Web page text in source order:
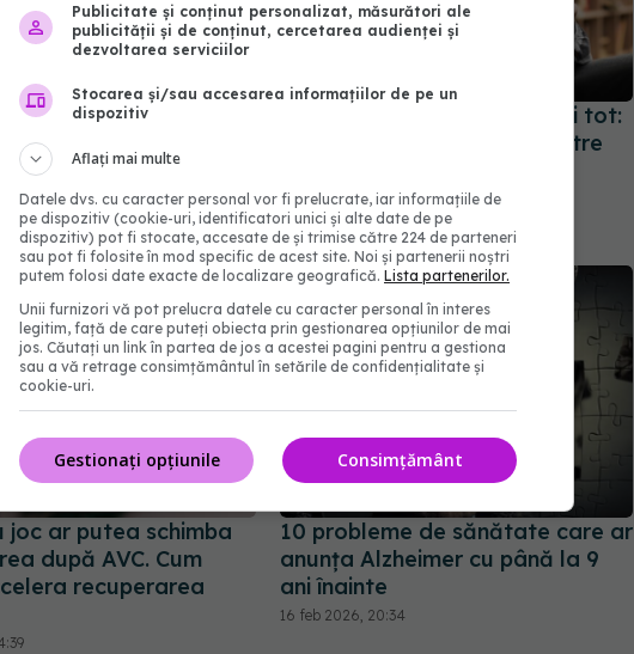
ale bolii
pe care 80% dintre
ignoră. Nu e vorba
tremor
De ce poți citi fără să citești tot:
legătura surprinzătoare dintre
13 iun 2026, 12:00
joc ar putea schimba
după AVC. Cum
recuperarea
10 probleme de sănătate care ar
anunța Alzheimer cu până la 9
ani înainte
16 feb 2026, 20:34
Publicitate și conținut personalizat, măsurători ale
publicității și de conținut, cercetarea audienței și
dezvoltarea serviciilor
Stocarea și/sau accesarea informațiilor de pe un
dispozitiv
Aflați mai multe
Datele dvs. cu caracter personal vor fi prelucrate, iar informațiile de
pe dispozitiv (cookie-uri, identificatori unici și alte date de pe
dispozitiv) pot fi stocate, accesate de și trimise către 224 de parteneri
sau pot fi folosite în mod specific de acest site. Noi și partenerii noștri
putem folosi date exacte de localizare geografică. Lista partenerilor.
Unii furnizori vă pot prelucra datele cu caracter personal în interes
legitim, față de care puteți obiecta prin gestionarea opțiunilor de mai
jos. Căutați un link în partea de jos a acestei pagini pentru a gestiona
sau a vă retrage consimțământul în setările de confidențialitate și
cookie-uri.
Consimțământ
Gestionați opțiunile